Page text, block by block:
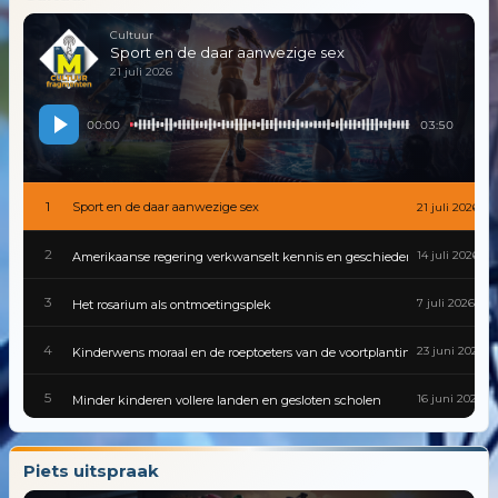
Cultuur
Sport en de daar aanwezige sex
21 juli 2026
00:00 03:50
1 Sport en de daar aanwezige sex 21 juli 2026
2 Amerikaanse regering verkwanselt kennis en geschiedenis14 juli 2026
3 Het rosarium als ontmoetingsplek 7 juli 2026
4 Kinderwens moraal en de roeptoeters van de voortplantingspolitiek
23 juni 2026
5 Minder kinderen vollere landen en gesloten scholen 16 juni 2026
6 Gevaarlijke besmettingen zijn van alle tijden 9 juni 2026
7 2 juni 2026
Piets uitspraak